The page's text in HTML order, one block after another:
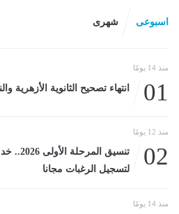
اسبوعى شهرى
منذ 14 يومًا
01 انتهاء تصحيح الثانوية الأزهرية
منذ 12 يومًا
02
تنسيق
لتسجيل الرغبات مجانا
منذ 14 يومًا